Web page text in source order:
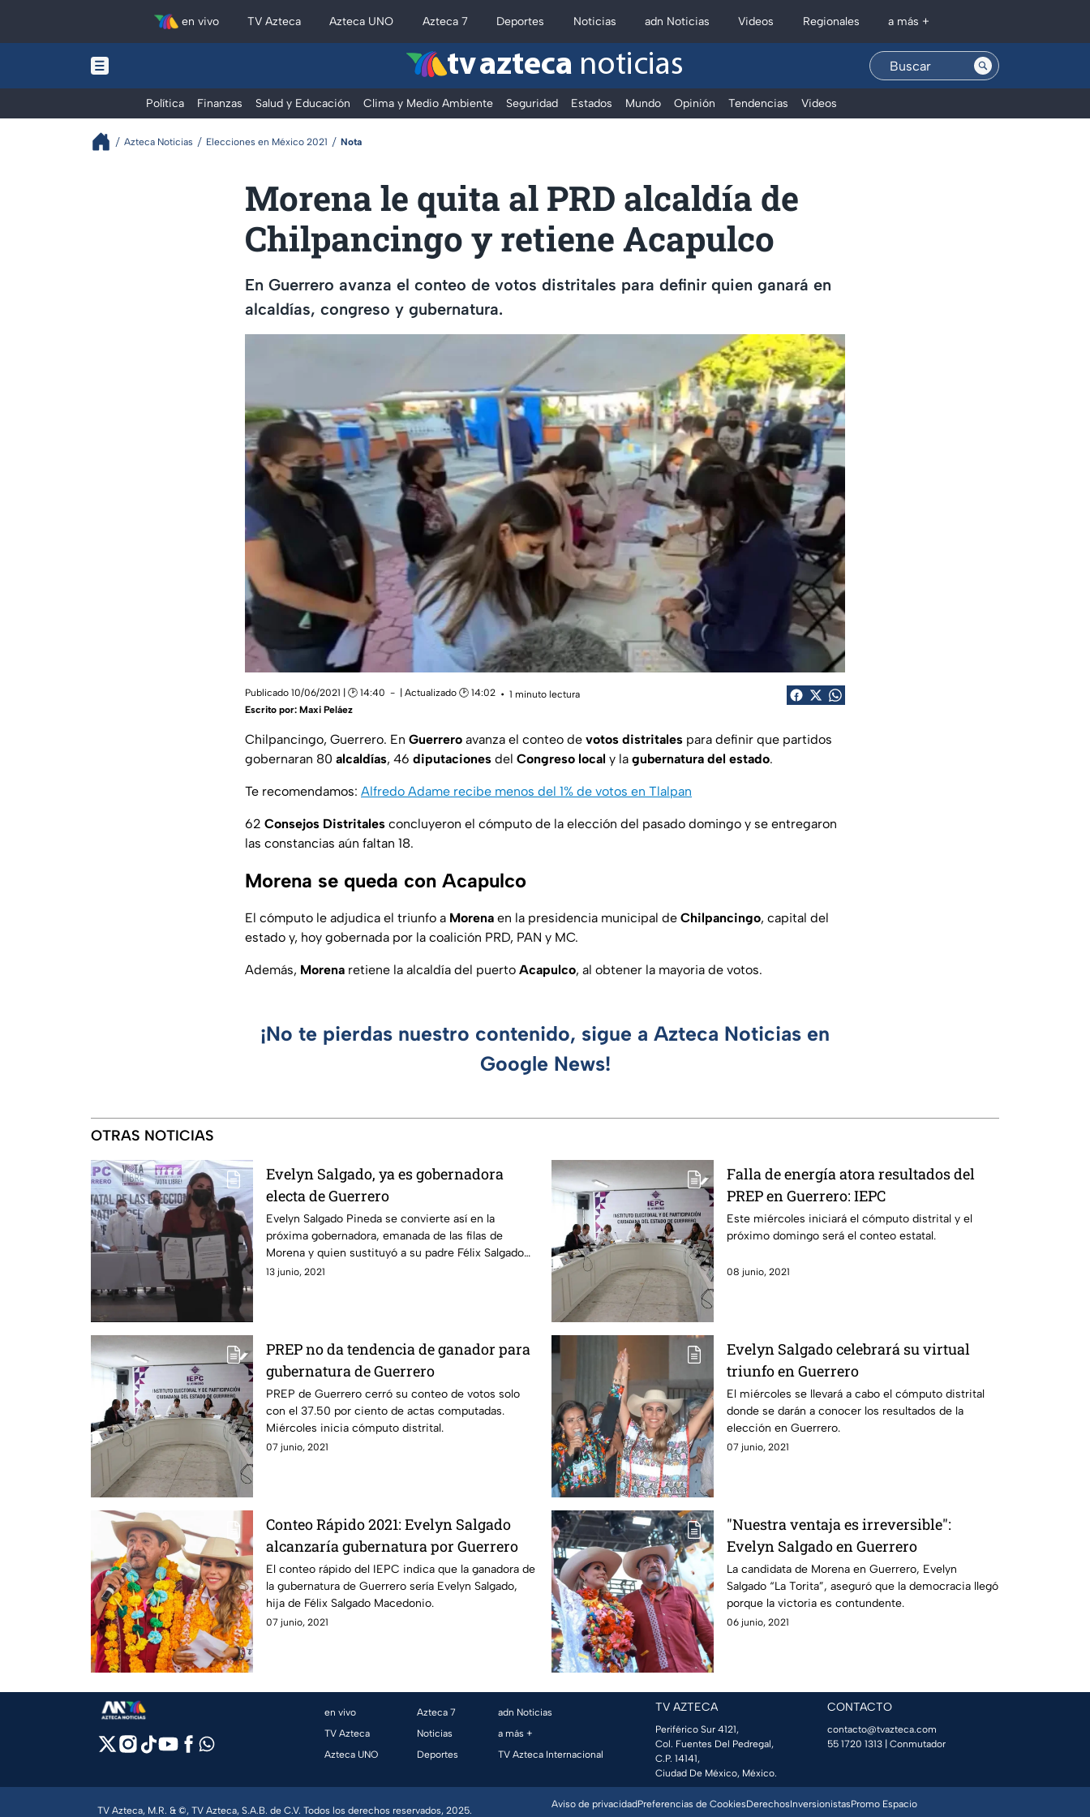
en vivo TV Azteca Azteca UNO Azteca 7 Deportes Noticias adn Noticias Videos Regionales a más +
tv azteca noticias
Política Finanzas Salud y Educación Clima y Medio Ambiente Seguridad Estados Mundo Opinión Tendencias Videos
Azteca Noticias Elecciones en México 2021 Nota
Morena le quita al PRD alcaldía de
Chilpancingo y retiene Acapulco
En Guerrero avanza el conteo de votos distritales para definir quien ganará en
alcaldías, congreso y gubernatura.
Publicado 10/06/2021 | 🕑 14:40 | Actualizado 🕑 14:02
1 minuto lectura
Escrito por: Maxi Peláez
Chilpancingo, Guerrero. En Guerrero avanza el conteo de votos distritales para definir que partidos
gobernaran 80 alcaldías, 46 diputaciones del Congreso local y la gubernatura del estado.
Te recomendamos: Alfredo Adame recibe menos del 1% de votos en Tlalpan
62 Consejos Distritales concluyeron el cómputo de la elección del pasado domingo y se entregaron
las constancias aún faltan 18.
Morena se queda con Acapulco
El cómputo le adjudica el triunfo a Morena en la presidencia municipal de Chilpancingo, capital del
estado y, hoy gobernada por la coalición PRD, PAN y MC.
Además, Morena retiene la alcaldía del puerto Acapulco, al obtener la mayoria de votos.
¡No te pierdas nuestro contenido, sigue a Azteca Noticias en
Google News!
OTRAS NOTICIAS
Evelyn Salgado, ya es gobernadora
electa de Guerrero
Evelyn Salgado Pineda se convierte así en la
próxima gobernadora, emanada de las filas de
Morena y quien sustituyó a su padre Félix Salgado
Macedonio.
13 junio, 2021
Falla de energía atora resultados del
PREP en Guerrero: IEPC
Este miércoles iniciará el cómputo distrital y el
próximo domingo será el conteo estatal.
08 junio, 2021
PREP no da tendencia de ganador para
gubernatura de Guerrero
PREP de Guerrero cerró su conteo de votos solo
con el 37.50 por ciento de actas computadas.
Miércoles inicia cómputo distrital.
07 junio, 2021
Evelyn Salgado celebrará su virtual
triunfo en Guerrero
El miércoles se llevará a cabo el cómputo distrital
donde se darán a conocer los resultados de la
elección en Guerrero.
07 junio, 2021
Conteo Rápido 2021: Evelyn Salgado
alcanzaría gubernatura por Guerrero
El conteo rápido del IEPC indica que la ganadora de
la gubernatura de Guerrero sería Evelyn Salgado,
hija de Félix Salgado Macedonio.
07 junio, 2021
"Nuestra ventaja es irreversible":
Evelyn Salgado en Guerrero
La candidata de Morena en Guerrero, Evelyn
Salgado “La Torita”, aseguró que la democracia llegó
porque la victoria es contundente.
06 junio, 2021
en vivo
TV Azteca
Azteca UNO
Azteca 7
Noticias
Deportes
adn Noticias
a más +
TV Azteca Internacional
TV AZTECA
Periférico Sur 4121,
Col. Fuentes Del Pedregal,
C.P. 14141,
Ciudad De México, México.
CONTACTO
contacto@tvazteca.com
55 1720 1313 | Conmutador
TV Azteca, M.R. & ©, TV Azteca, S.A.B. de C.V. Todos los derechos reservados, 2025.
Aviso de privacidadPreferencias de CookiesDerechosInversionistasPromo Espacio